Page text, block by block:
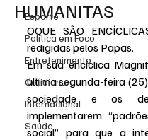
Esporte
Politica em Foco
Entretenimento
Cotidiano
Internacional
Saúde
HUMANITAS
OQUE SÃO
redigidas pelos Papas.
Em sua encíclica
última segunda-feira
sociedade e os
implementarem
social” para que a